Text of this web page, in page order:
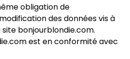
obligation de
des données vis à
site bonjourblondie.com.
est en conformité avec